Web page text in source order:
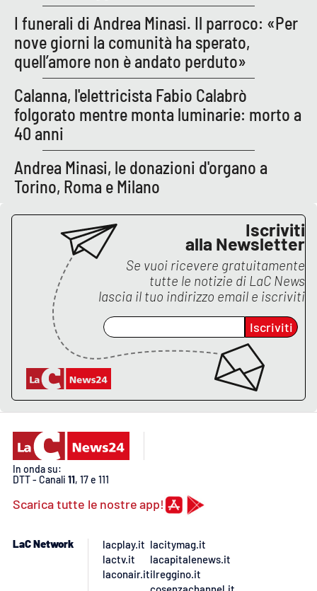
I funerali di Andrea Minasi. Il parroco: «Per
nove giorni la comunità ha sperato,
quell’amore non è andato perduto»
Calanna, l'elettricista Fabio Calabrò
folgorato mentre monta luminarie: morto a
40 anni
Andrea Minasi, le donazioni d'organo a
Torino, Roma e Milano
Iscriviti
alla Newsletter
Se vuoi ricevere gratuitamente
tutte le notizie di LaC News
lascia il tuo indirizzo email e iscriviti
Iscriviti
In onda su:
DTT - Canali 11, 17 e 111
Scarica tutte le nostre app!
LaC Network
lacplay.it
lactv.it
laconair.it
lacitymag.it
lacapitalenews.it
ilreggino.it